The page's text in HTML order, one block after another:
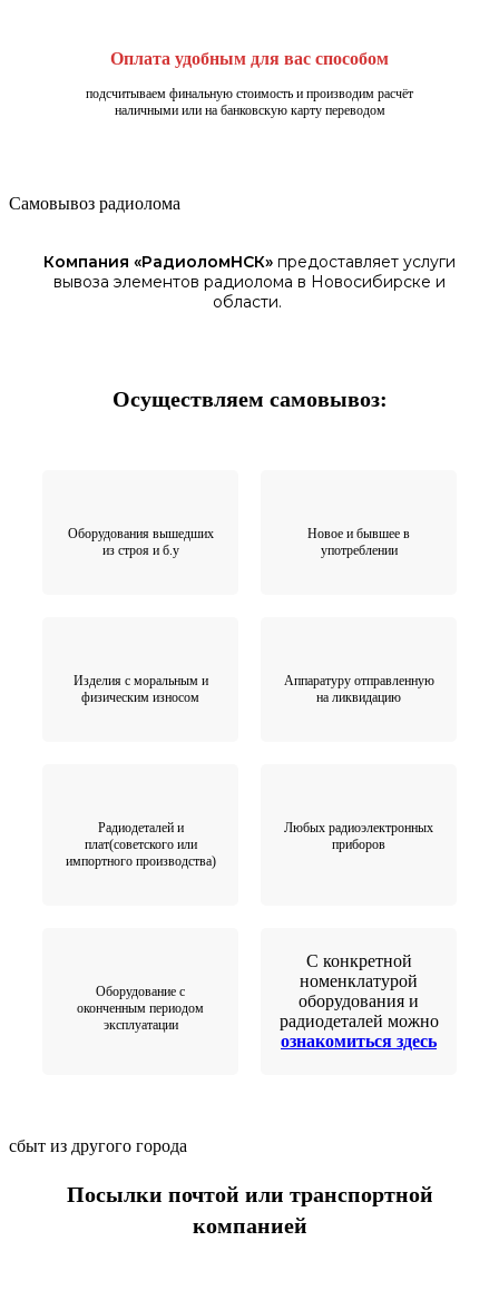
Оплата удобным для вас способом
подсчитываем финальную стоимость и производим расчёт
наличными или на банковскую карту переводом
Самовывоз радиолома
Компания «РадиоломНСК» предоставляет услуги
вывоза элементов радиолома в Новосибирске и
области.
Осуществляем самовывоз:
Оборудования вышедших
из строя и б.у
Новое и бывшее в
употреблении
Изделия с моральным и
физическим износом
Аппаратуру отправленную
на ликвидацию
Радиодеталей и
плат(советского или
импортного производства)
Любых радиоэлектронных
приборов
Оборудование с
оконченным периодом
эксплуатации
С конкретной
номенклатурой
оборудования и
радиодеталей можно
ознакомиться здесь
сбыт из другого города
Посылки почтой или транспортной
компанией